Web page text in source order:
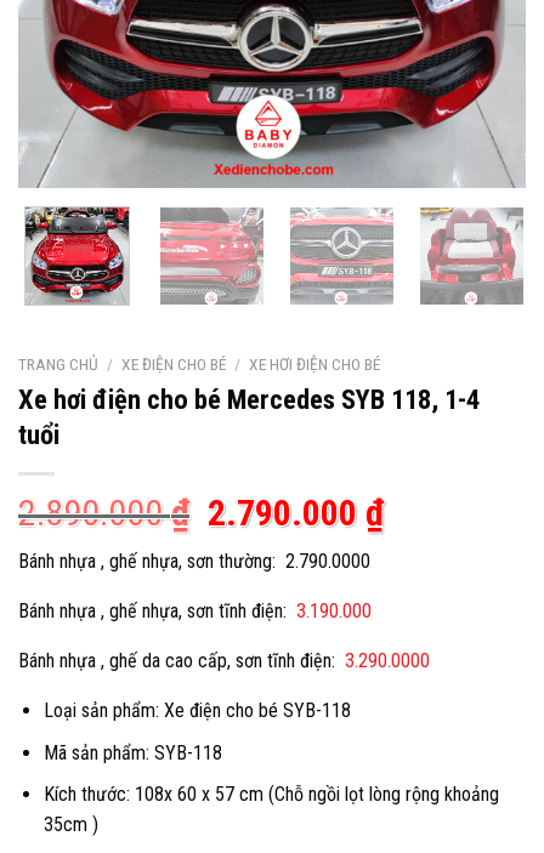
TRANG CHỦ / XE ĐIỆN CHO BÉ / XE HƠI ĐIỆN CHO BÉ
Xe hơi điện cho bé Mercedes SYB 118, 1-4
tuổi
2.890.000₫ Giá
gốc
2.890.000 ₫.
2.790.000 ₫Giá
hiện
2.790.000
Bánh nhựa , ghế nhựa, sơn thường: 2.790.0000
Bánh nhựa , ghế nhựa, sơn tĩnh điện: 3.190.000
Bánh nhựa , ghế da cao cấp, sơn tĩnh điện: 3.290.0000
Loại sản phẩm: Xe điện cho bé SYB-118
Mã sản phẩm: SYB-118
Kích thước: 108x 60 x 57 cm (Chỗ ngồi lọt lòng rộng khoảng
35cm )